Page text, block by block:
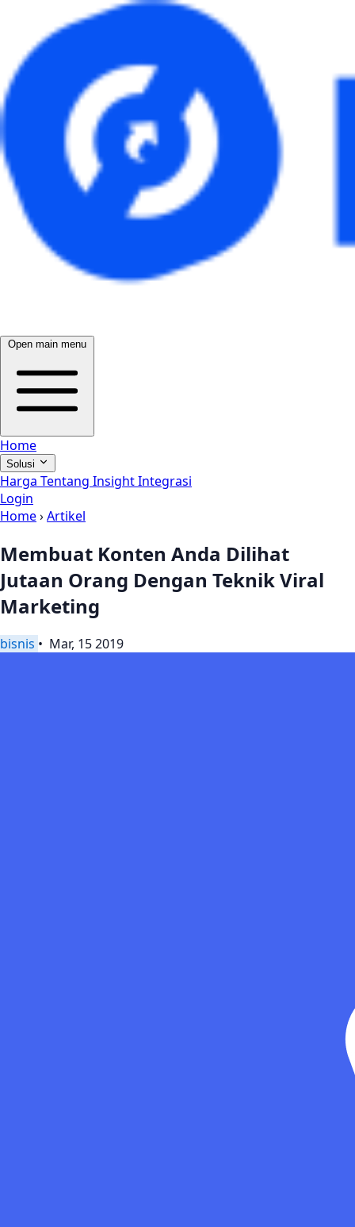
Open main menu
Home
Solusi
Harga Tentang InsightIntegrasi
Login
Home›Artikel
Membuat Konten Anda Dilihat
Jutaan Orang Dengan Teknik Viral
Marketing
bisnis • Mar, 15 2019